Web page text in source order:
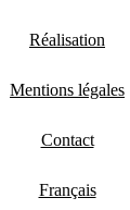
Réalisation
Mentions légales
Contact
Français